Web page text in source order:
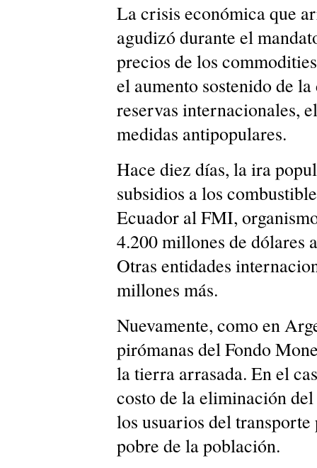
La crisis económica que
agudizó durante el
precios de los
el aumento sostenido de
reservas internacionales,
medidas antipopulares.
Hace diez días, la ira
subsidios a los
Ecuador al FMI,
4.200 millones de dólares
Otras entidades
millones más.
Nuevamente, como en
pirómanas del Fondo
la tierra arrasada. En el
costo de la eliminación
los usuarios del
pobre de la población.